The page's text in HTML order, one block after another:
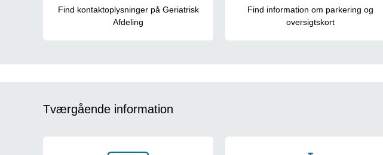
Find kontaktoplysninger på Geriatrisk
Afdeling
Find information om parkering og
oversigtskort
Tværgående information